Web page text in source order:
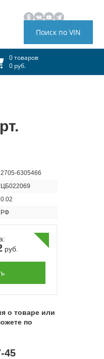
Поиск по VIN
0 товаров
0 руб.
2705-6305466
ЦБ022069
0.02
РФ
руб.
о товаре или
по
45